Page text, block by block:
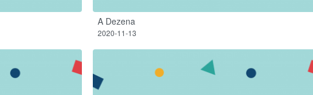
A Dezena
2020-11-13